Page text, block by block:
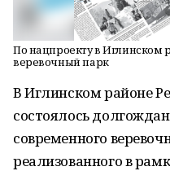
По нацпроекту в Иглинском
веревочный парк
В Иглинском районе
состоялось
современного
реализованного в